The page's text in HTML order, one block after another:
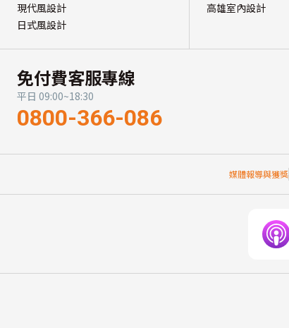
現代風設計
日式風設計
高雄室內設計
免付費客服專線
平日 09:00~18:30
0800-366-086
媒體報導與獲獎